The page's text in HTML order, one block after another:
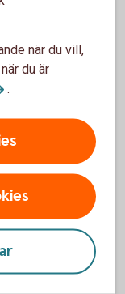
appen så
Vid start får du
baserad
kan
till 90 % av
om
när du vill,
du är
.